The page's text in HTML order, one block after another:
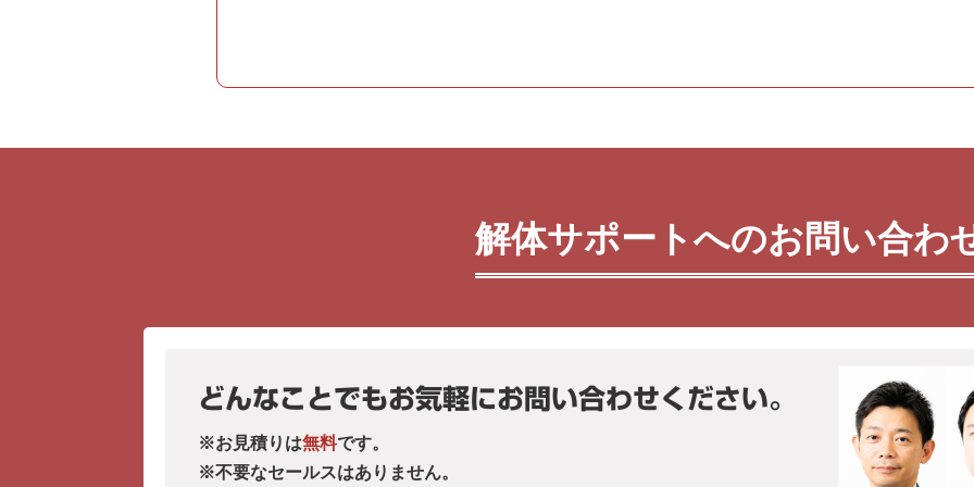
解体サポートへのお問い合わ
どんなことでもお気軽にお問い合わせください。
※お見積りは無料です。
※不要なセールスはありません。